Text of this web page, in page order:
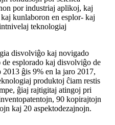
por industriaj aplikoj, kaj
kunlaboron en esplor- kaj
teknologiaj
disvolviĝo kaj novigado
de esplorado kaj disvolviĝo de
ĝis 9% en la jaro 2017,
produktoj ĉiam restis
ĝiaj rajtigitaj atingoj pri
90 kopirajtojn
kaj 20 aspektodezajnojn.